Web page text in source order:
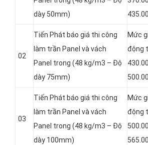
dày 50mm)
02
Tiến Phát báo giá thi công
làm trần Panel và vách
Panel trong (48 kg/m3 – Độ
dày 75mm)
Mức
động
03
Tiến Phát báo giá thi công
làm trần Panel và vách
Panel trong (48 kg/m3 – Độ
dày 100mm)
Mức
động